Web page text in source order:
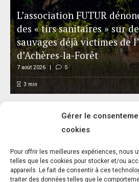
Gérer le
cookies
Pour offrir les meilleures expériences, nous
telles que les cookies pour stocker et/ou
appareils. Le fait de consentir à ces
traiter des données telles que le
L’association FUTUR
des « tirs sanitaires » sur
sauvages déjà victimes de
d’Achères-la-Forêt
7 août 2026 5
3 min
Neuf loups braconnés
Alpes : One Voice sera au